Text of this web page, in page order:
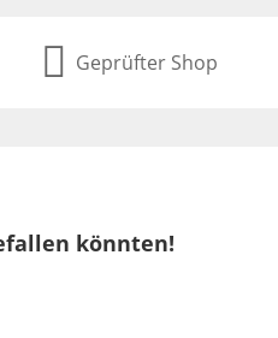
Geprüfter Shop
könnten!